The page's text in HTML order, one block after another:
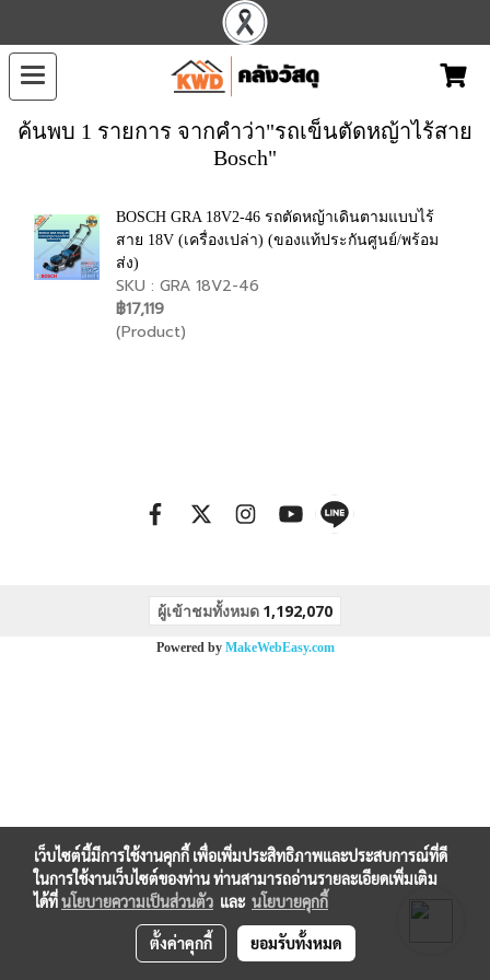
ค้นพบ 1 รายการ จากคำว่า"รถเข็นตัดหญ้าไร้สาย
Bosch"
BOSCH GRA 18V2-46 รถตัดหญ้าเดินตามแบบไร้
สาย 18V (เครื่องเปล่า) (ของแท้ประกันศูนย์/พร้อม
ส่ง)
SKU : GRA 18V2-46
฿17,119
(Product)
ผู้เข้าชมทั้งหมด 1,192,070
Powered by MakeWebEasy.com
เว็บไซต์นี้มีการใช้งานคุกกี้ เพื่อเพิ่มประสิทธิภาพและประสบการณ์ที่ดี
ในการใช้งานเว็บไซต์ของท่าน ท่านสามารถอ่านรายละเอียดเพิ่มเติม
ได้ที่นโยบายความเป็นส่วนตัว และ นโยบายคุกกี้
ตั้งค่าคุกกี้ ยอมรับทั้งหมด